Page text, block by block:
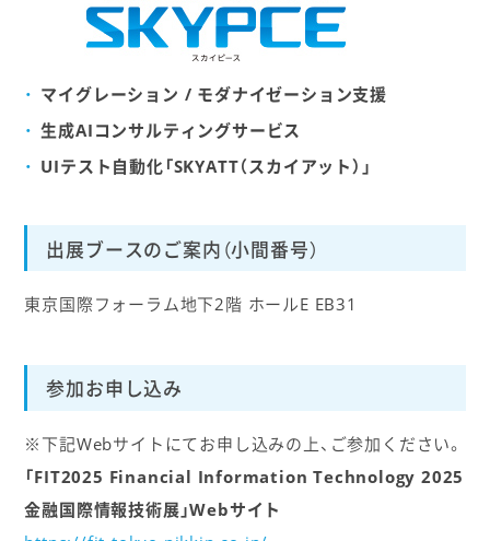
マイグレーション / モダナイゼーション支援
生成AIコンサルティングサービス
UIテスト自動化「SKYATT（スカイアット）」
出展ブースのご案内（小間番号）
東京国際フォーラム地下2階 ホールE EB31
参加お申し込み
※下記Webサイトにてお申し込みの上、ご参加ください。
「FIT2025 Financial Information Technology 2025
金融国際情報技術展」Webサイト